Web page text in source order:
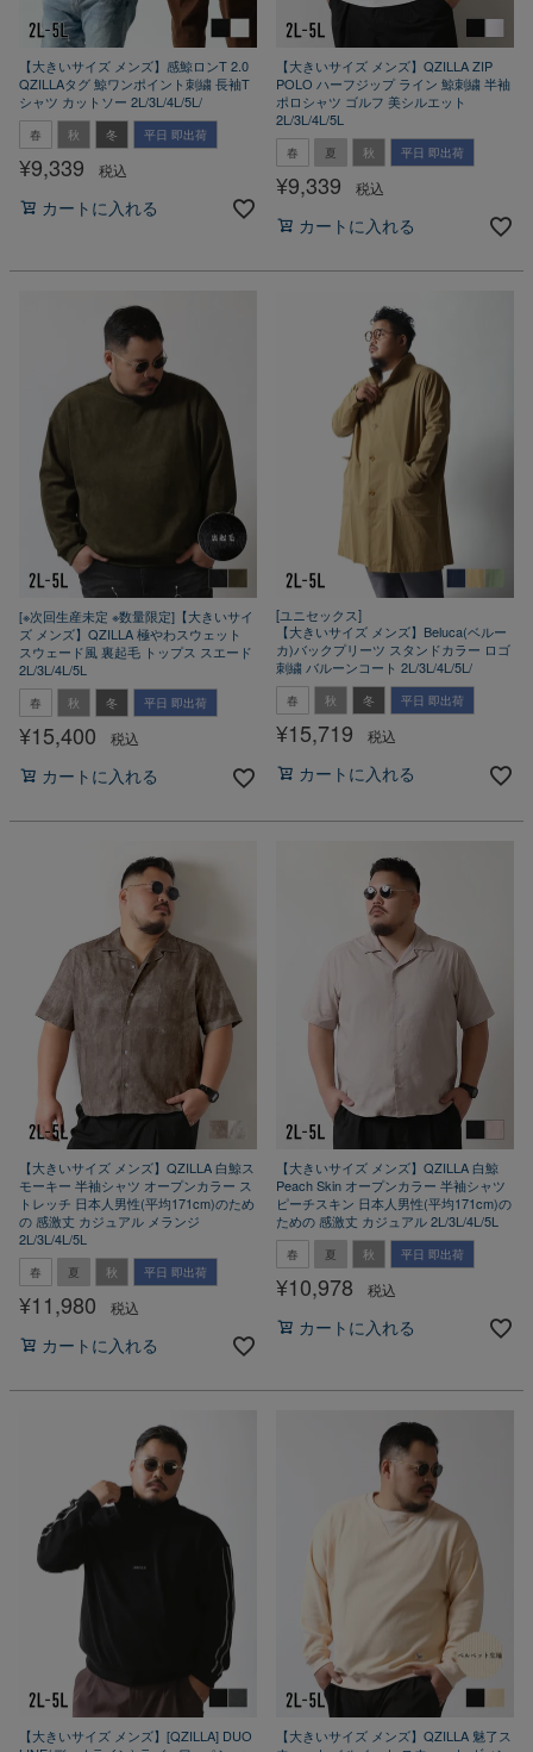
【大きいサイズ メンズ】感鯨ロンT 2.0
QZILLAタグ 鯨ワンポイント刺繍 長袖T
シャツ カットソー 2L/3L/4L/5L/
春 秋 冬 平日 即出荷
¥9,339 税込
カートに入れる
【大きいサイズ メンズ】QZILLA ZIP
POLO ハーフジップ ライン 鯨刺繍 半袖
ポロシャツ ゴルフ 美シルエット
2L/3L/4L/5L
春 夏 秋 平日 即出荷
¥9,339 税込
カートに入れる
[※次回生産未定 ※数量限定]【大きいサイ
ズ メンズ】QZILLA 極やわスウェット
スウェード風 裏起毛 トップス スエード
2L/3L/4L/5L
春 秋 冬 平日 即出荷
¥15,400 税込
カートに入れる
[ユニセックス]
【大きいサイズ メンズ】Beluca(ベルー
カ)バックプリーツ スタンドカラー ロゴ
刺繍 バルーンコート 2L/3L/4L/5L/
春 秋 冬 平日 即出荷
¥15,719 税込
カートに入れる
【大きいサイズ メンズ】QZILLA 白鯨ス
モーキー 半袖シャツ オープンカラー ス
トレッチ 日本人男性(平均171cm)のため
の 感激丈 カジュアル メランジ
2L/3L/4L/5L
春 夏 秋 平日 即出荷
¥11,980 税込
カートに入れる
【大きいサイズ メンズ】QZILLA 白鯨
Peach Skin オープンカラー 半袖シャツ
ピーチスキン 日本人男性(平均171cm)の
ための 感激丈 カジュアル 2L/3L/4L/5L
春 夏 秋 平日 即出荷
¥10,978 税込
カートに入れる
【大きいサイズ メンズ】[QZILLA] DUO
【大きいサイズ メンズ】QZILLA 魅了ス